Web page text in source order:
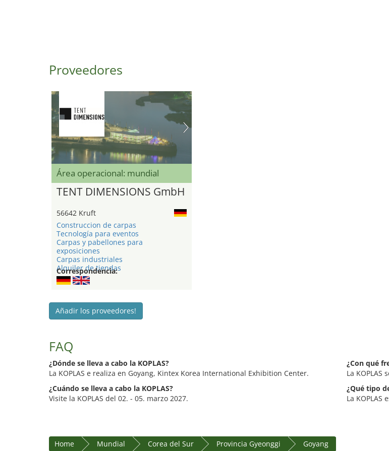
Proveedores
Área operacional: mundial
TENT DIMENSIONS GmbH
56642 Kruft
Construccion de carpas
Tecnología para eventos
Carpas y pabellones para
exposiciones
Carpas industriales
Alquiler de tiendas
Correspondencia:
Añadir los proveedores!
FAQ
¿Dónde se lleva a cabo la KOPLAS?
La KOPLAS e realiza en Goyang, Kintex Korea International Exhibition Center.
¿Cuándo se lleva a cabo la KOPLAS?
Visite la KOPLAS del 02. - 05. marzo 2027.
¿Con qué
La KOPLAS
¿Qué tipo
La
Home Mundial Corea del Sur Provincia Gyeonggi Goyang